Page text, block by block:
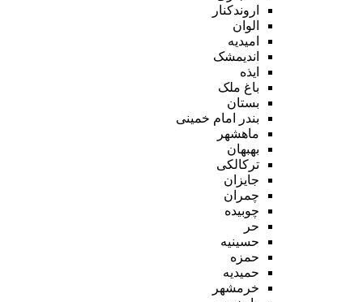
اروندکنار
الوان
امیدیه
اندیمشک
ایذه
باغ ملک
بستان
بندر امام خمینی
ماهشهر
بهبهان
ترکالکی
جایزان
چمران
چوبیده
حر
حسینیه
حمزه
حمیدیه
خرمشهر